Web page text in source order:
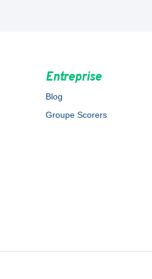
Entreprise
Blog
Groupe Scorers